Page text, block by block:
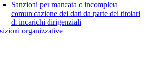
Sanzioni per mancata o incompleta
comunicazione dei dati da parte dei titolari
di incarichi dirigenziali
organizzative